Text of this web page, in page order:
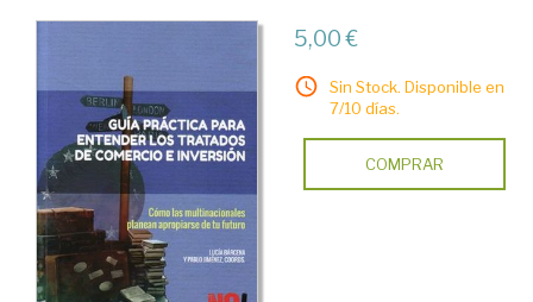
5,00 €
Sin Stock. Disponible en
7/10 días.
COMPRAR